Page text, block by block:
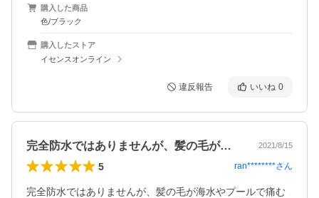
購入した商品
色/ブラック
購入したストア
イセンスオンライン
違反報告 いいね 0
完全防水ではありませんが、髪の毛が海水… 2021/8/15
5 ran********さん
完全防水ではありませんが、髪の毛が海水やプールで痛む